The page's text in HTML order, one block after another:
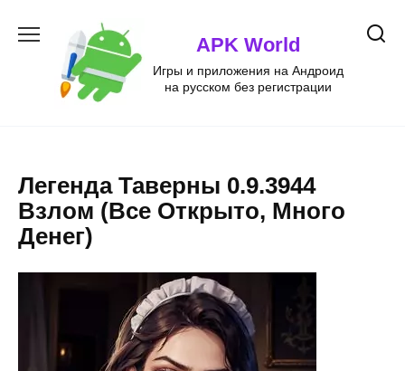
содержанию
APK World
Игры и приложения на Андроид
на русском без регистрации
Легенда Таверны 0.9.3944
Взлом (Все Открыто, Много
Денег)